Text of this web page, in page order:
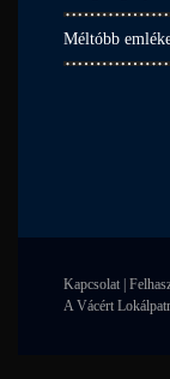
Méltóbb
Kapcsolat
A Vácért